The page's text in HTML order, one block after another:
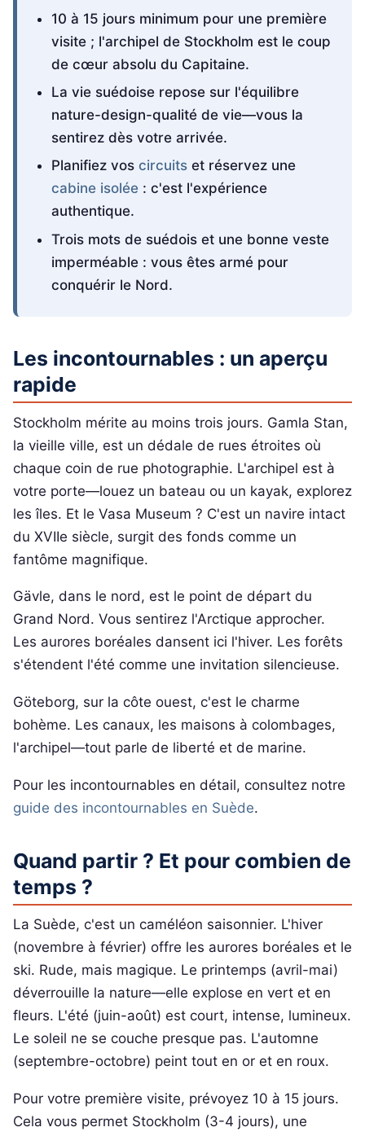
10 à 15 jours minimum pour une première
visite ; l'archipel de Stockholm est le coup
de cœur absolu du Capitaine.
La vie suédoise repose sur l'équilibre
nature-design-qualité de vie—vous la
sentirez dès votre arrivée.
Planifiez vos circuitset réservez une
cabine isolée: c'est l'expérience
authentique.
Trois mots de suédois et une bonne veste
imperméable : vous êtes armé pour
conquérir le Nord.
Les incontournables : un aperçu
rapide
Stockholm mérite au moins trois jours. Gamla Stan,
la vieille ville, est un dédale de rues étroites où
chaque coin de rue photographie. L'archipel est à
votre porte—louez un bateau ou un kayak, explorez
les îles. Et le Vasa Museum ? C'est un navire intact
du XVIIe siècle, surgit des fonds comme un
fantôme magnifique.
Gävle, dans le nord, est le point de départ du
Grand Nord. Vous sentirez l'Arctique approcher.
Les aurores boréales dansent ici l'hiver. Les forêts
s'étendent l'été comme une invitation silencieuse.
Göteborg, sur la côte ouest, c'est le charme
bohème. Les canaux, les maisons à colombages,
l'archipel—tout parle de liberté et de marine.
Pour les incontournables en détail, consultez notre
guide des incontournables en Suède.
Quand partir ? Et pour combien de
temps ?
La Suède, c'est un caméléon saisonnier. L'hiver
(novembre à février) offre les aurores boréales et le
ski. Rude, mais magique. Le printemps (avril-mai)
déverrouille la nature—elle explose en vert et en
fleurs. L'été (juin-août) est court, intense, lumineux.
Le soleil ne se couche presque pas. L'automne
(septembre-octobre) peint tout en or et en roux.
Pour votre première visite, prévoyez 10 à 15 jours.
Cela vous permet Stockholm (3-4 jours), une